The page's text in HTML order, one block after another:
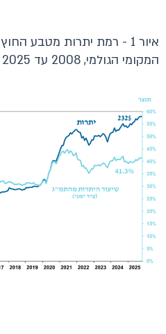
איור 1 - רמת יתרות מטבע
המקומי הגולמי, 2008 עד 2025